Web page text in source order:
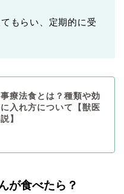
もらい、定期的に受
療法食とは？種類や効
入れ方について【獣医
】
が食べたら？